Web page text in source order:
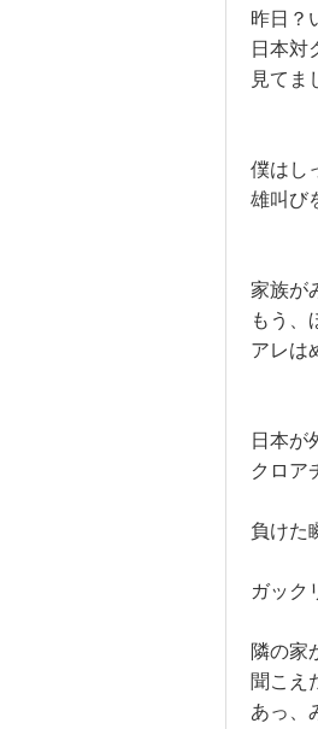
昨日？
日本対
見てま
僕はし
雄叫び
家族が
もう、
アレは
日本が
クロア
負けた
ガック
隣の家
聞こえ
あっ、